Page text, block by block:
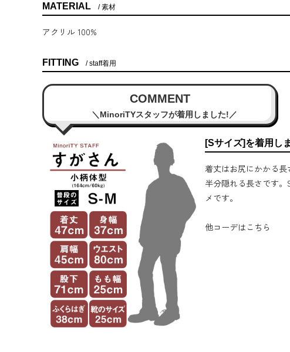
MATERIAL 素材
アクリル 100%
FITTING staff着用
COMMENT
MinoriTYスタッフが着用しました!
[Sサイズ]を着用し
着丈はお尻にかかる
半分隠れる長さです。
メです。
他コーデはこちら